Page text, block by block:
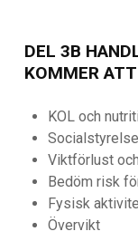
DEL 3B
KOMMER
KOL och
Viktförlust
Bedöm risk
Fysisk
Övervikt